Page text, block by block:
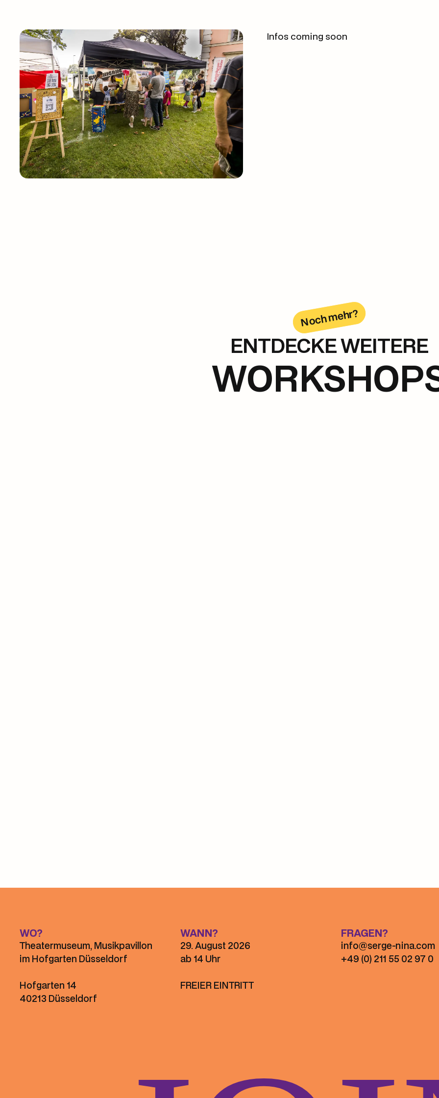
Infos coming soon
Noch mehr?
ENTDECKE WEITERE
WO?
Theatermuseum, Musikpavillon
im Hofgarten Düsseldorf
Hofgarten 14
40213 Düsseldorf
WANN?
29. August 2026
ab 14 Uhr
FREIER EINTRITT
FRAGEN?
info@serge-nina.com
+49 (0) 211 55 02 97 0